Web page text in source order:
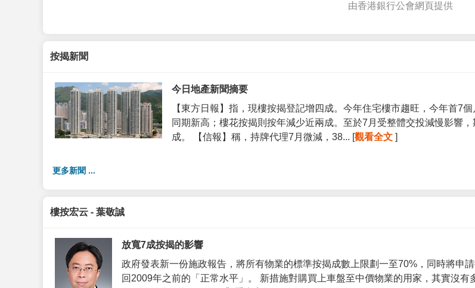
由香港銀行公會網頁提供
按揭新聞
今日地產新聞摘要
【東方日報】指，現樓按揭登記增四成。今年住宅樓市趨旺，今年首7
同期新高；樓花按揭則按年減少近兩成。至於7月受整體交投減慢影響
成。 【信報】稱，持牌代理7月微減，38... [觀看全文 ]
更多新聞 ...
樓按宏云 - 葉敬誠
放寬7成按揭的影響
政府發表新一份施政報告，將所有物業的標準按揭成數上限劃一至70%，同時將申
回2009年之前的「正常水平」。 新措施對購買上車盤至中價物業的用家，其實沒